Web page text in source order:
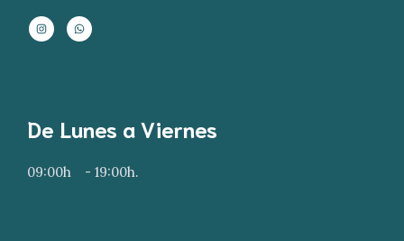
De Lunes a Viernes
09:00h - 19:00h.